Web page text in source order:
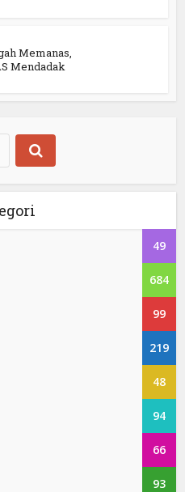
Memanas,
Mendadak
49
684
99
219
48
94
66
93